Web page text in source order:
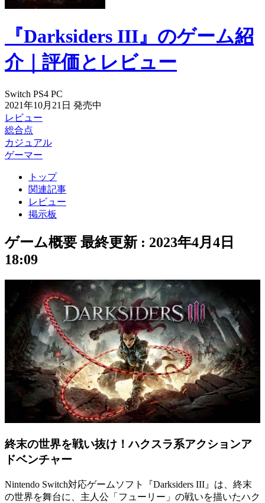
『Darksiders III』のゲーム紹
介｜評価とレビュー
Switch PS4 PC
2021年10月21日 発売中
レビュー
総合点
カジュアル
ゲーマー
トップ
関連記事
レビュー
掲示板
ゲーム概要 最終更新 : 2023年4月4日
18:09
終末の世界を戦い抜け！ハクスラ系アクションア
ドベンチャー
Nintendo Switch対応ゲームソフト『Darksiders III』は、終末
の世界を舞台に、主人公「フューリー」の戦いを描いたハク